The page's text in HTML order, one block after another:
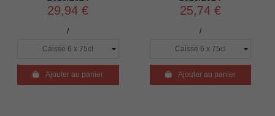
Ajouter au panier Ajouter au panier